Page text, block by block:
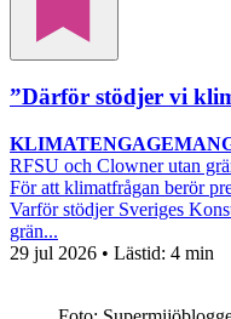
”Därför stödjer vi
RFSU och Clowner utan
För att klimatfrågan berör
Varför stödjer Sveriges
grän...
29 jul 2026 • Lästid: 4 min